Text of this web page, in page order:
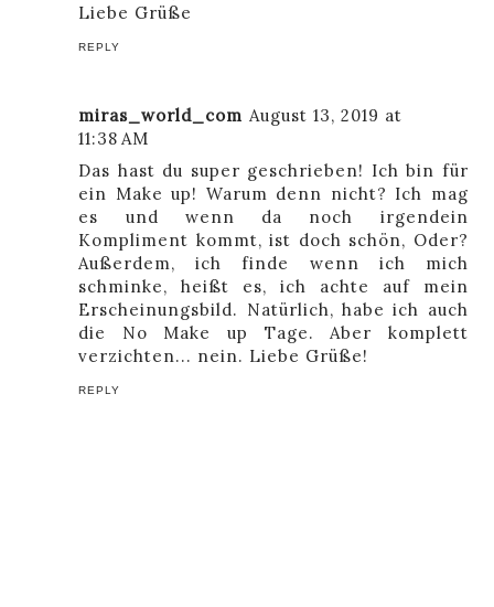
Liebe Grüße
REPLY
miras_world_com August 13, 2019 at
11:38 AM
Das hast du super geschrieben! Ich bin für
ein Make up! Warum denn nicht? Ich mag
es und wenn da noch irgendein
Kompliment kommt, ist doch schön, Oder?
Außerdem, ich finde wenn ich mich
schminke, heißt es, ich achte auf mein
Erscheinungsbild. Natürlich, habe ich auch
die No Make up Tage. Aber komplett
verzichten... nein. Liebe Grüße!
REPLY